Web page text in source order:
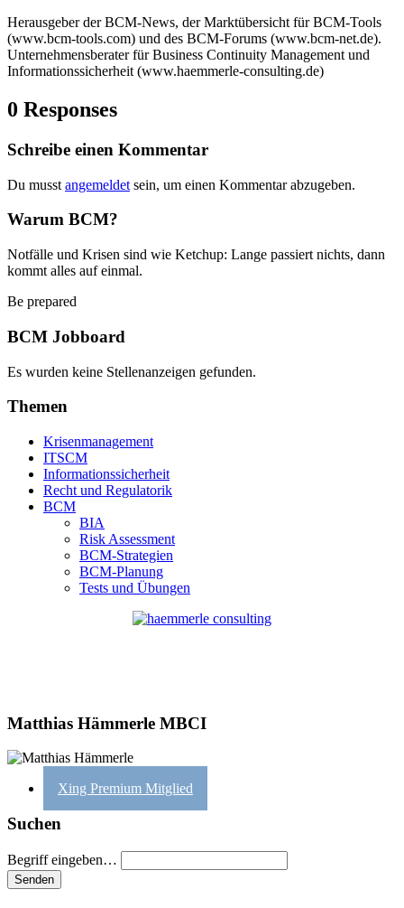
Herausgeber der BCM-News, der Marktübersicht für BCM-Tools
(www.bcm-tools.com) und des BCM-Forums (www.bcm-net.de).
Unternehmensberater für Business Continuity Management und
Informationssicherheit (www.haemmerle-consulting.de)
0 Responses
Schreibe einen Kommentar
Du musst angemeldet sein, um einen Kommentar abzugeben.
Warum BCM?
Notfälle und Krisen sind wie Ketchup: Lange passiert nichts, dann
kommt alles auf einmal.
Be prepared
BCM Jobboard
Es wurden keine Stellenanzeigen gefunden.
Themen
Krisenmanagement
ITSCM
Informationssicherheit
Recht und Regulatorik
BCM
BIA
Risk Assessment
BCM-Strategien
BCM-Planung
Tests und Übungen
Matthias Hämmerle MBCI
Xing Premium Mitglied
Suchen
Begriff eingeben…